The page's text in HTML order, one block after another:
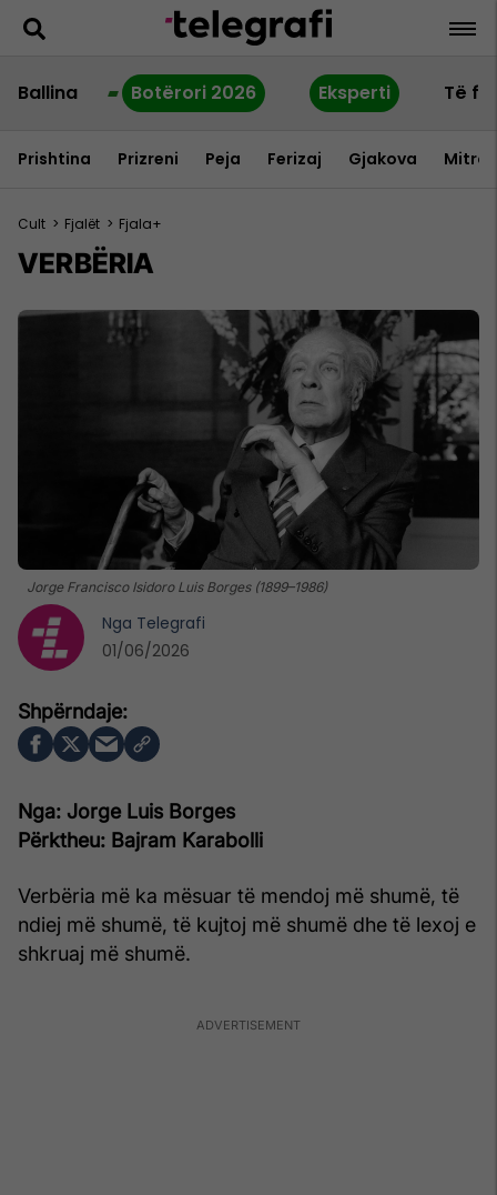
Ballina Botërori 2026 Eksperti Të
Prishtina Prizreni Peja Ferizaj Gjakova
Cult > Fjalët > Fjala+
VERBËRIA
Jorge Francisco Isidoro Luis Borges (1899–1986)
Nga: Jorge Luis Borges
Përktheu: Bajram Karabolli
Verbëria më ka mësuar të mendoj më shumë, të
ndiej më shumë, të kujtoj më shumë dhe të lexoj e
shkruaj më shumë.
Nga Telegrafi
01/06/2026